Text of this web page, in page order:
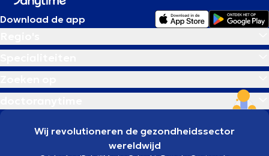
Download de app
Wij revolutioneren de gezondheidssector
wereldwijd